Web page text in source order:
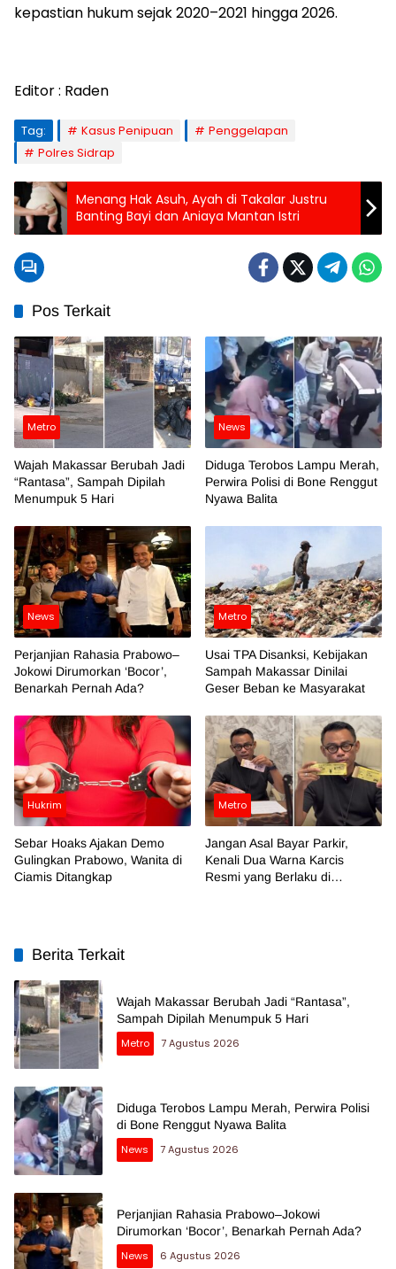
kepastian hukum sejak 2020–2021 hingga 2026.
Editor : Raden
Tag: Kasus Penipuan
Penggelapan
Polres Sidrap
Menang Hak Asuh, Ayah di Takalar Justru
Banting Bayi dan Aniaya Mantan Istri
Pos Terkait
Metro
Wajah Makassar Berubah Jadi
“Rantasa”, Sampah Dipilah
Menumpuk 5 Hari
News
Diduga Terobos Lampu Merah,
Perwira Polisi di Bone Renggut
Nyawa Balita
News
Perjanjian Rahasia Prabowo–
Jokowi Dirumorkan ‘Bocor’,
Benarkah Pernah Ada?
Metro
Usai TPA Disanksi, Kebijakan
Sampah Makassar Dinilai
Geser Beban ke Masyarakat
Hukrim
Sebar Hoaks Ajakan Demo
Gulingkan Prabowo, Wanita di
Ciamis Ditangkap
Metro
Jangan Asal Bayar Parkir,
Kenali Dua Warna Karcis
Resmi yang Berlaku di
Berita Terkait
Wajah Makassar Berubah Jadi “Rantasa”,
Sampah Dipilah Menumpuk 5 Hari
Metro
7 Agustus 2026
Diduga Terobos Lampu Merah, Perwira Polisi
di Bone Renggut Nyawa Balita
News
7 Agustus 2026
Perjanjian Rahasia Prabowo–Jokowi
Dirumorkan ‘Bocor’, Benarkah Pernah Ada?
News
6 Agustus 2026